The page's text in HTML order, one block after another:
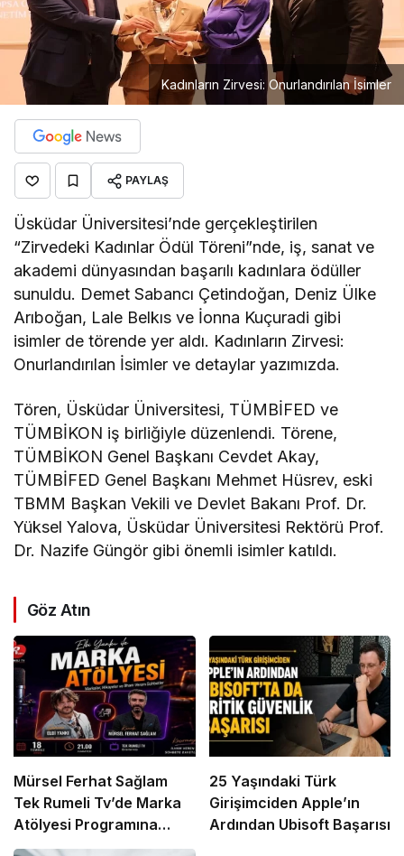
Kadınların Zirvesi: Onurlandırılan İsimler
PAYLAŞ
Üsküdar Üniversitesi’nde gerçekleştirilen
“Zirvedeki Kadınlar Ödül Töreni”nde, iş, sanat ve
akademi dünyasından başarılı kadınlara ödüller
sunuldu. Demet Sabancı Çetindoğan, Deniz Ülke
Arıboğan, Lale Belkıs ve İonna Kuçuradi gibi
isimler de törende yer aldı. Kadınların Zirvesi:
Onurlandırılan İsimler ve detaylar yazımızda.
Tören, Üsküdar Üniversitesi, TÜMBİFED ve
TÜMBİKON iş birliğiyle düzenlendi. Törene,
TÜMBİKON Genel Başkanı Cevdet Akay,
TÜMBİFED Genel Başkanı Mehmet Hüsrev, eski
TBMM Başkan Vekili ve Devlet Bakanı Prof. Dr.
Yüksel Yalova, Üsküdar Üniversitesi Rektörü Prof.
Dr. Nazife Güngör gibi önemli isimler katıldı.
Göz Atın
Mürsel Ferhat Sağlam
Tek Rumeli Tv’de Marka
Atölyesi Programına
Konuk Oldu
25 Yaşındaki Türk
Girişimciden Apple’ın
Ardından Ubisoft Başarısı